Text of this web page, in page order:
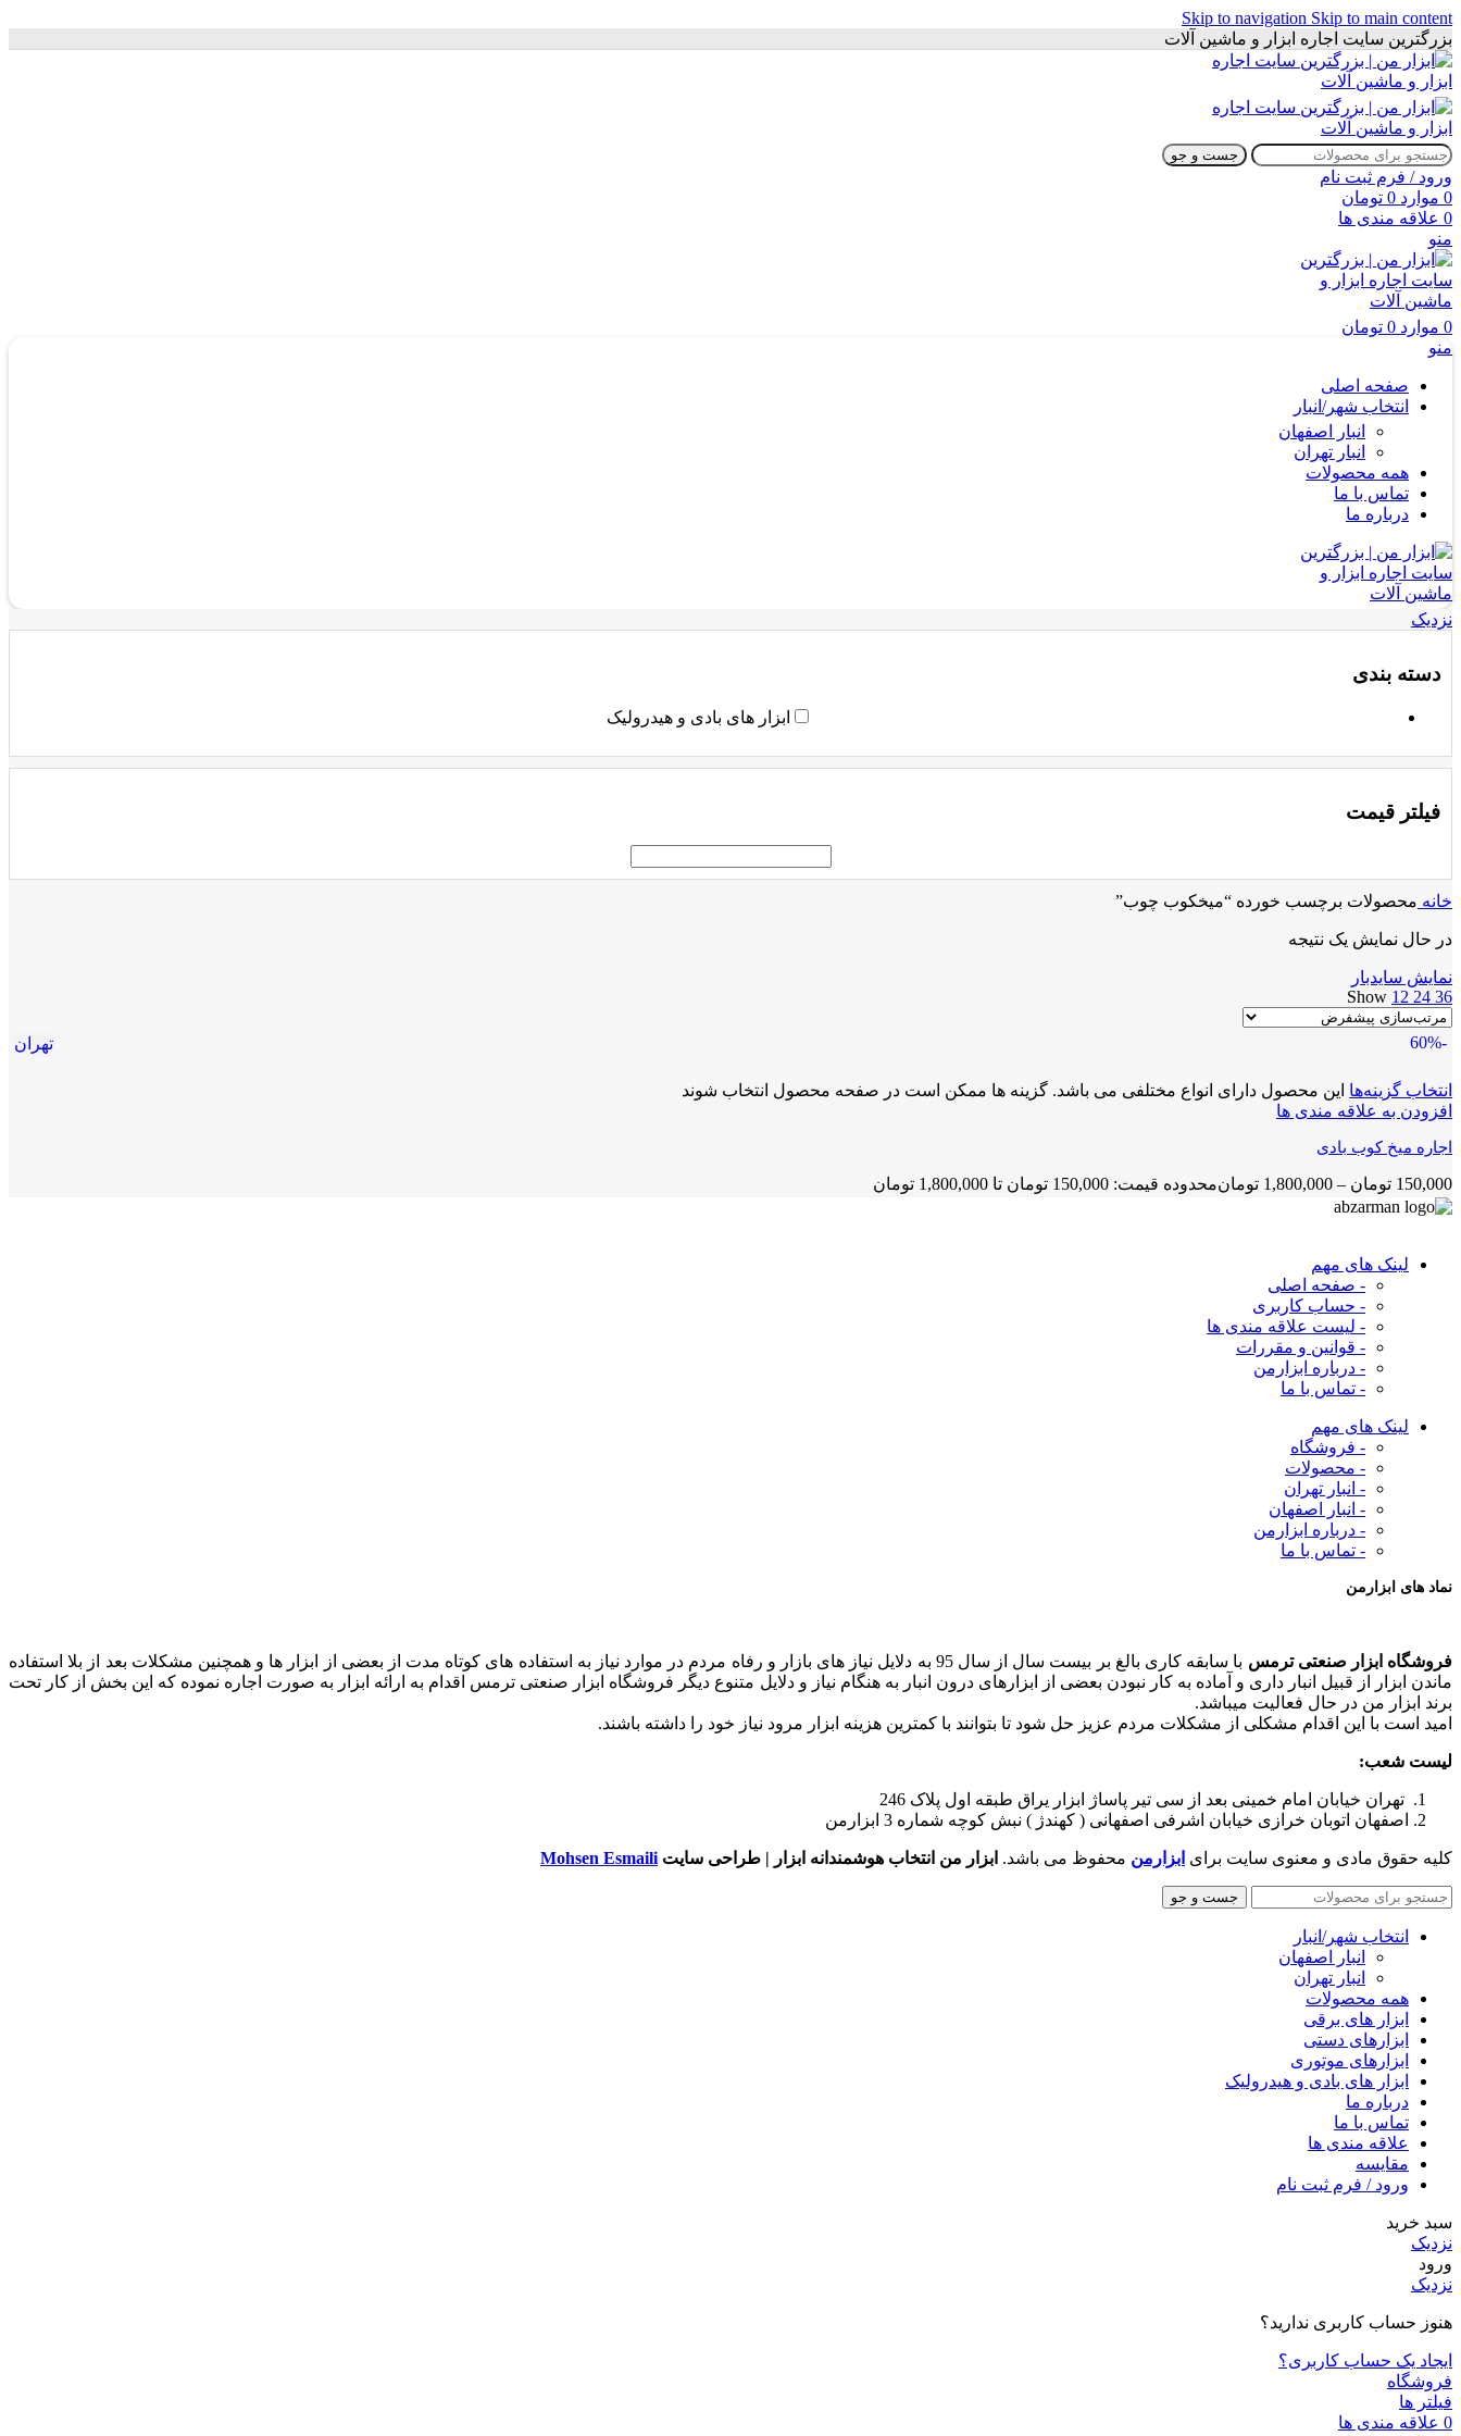
Skip to navigation Skip to main content
بزرگترین سایت اجاره ابزار و ماشین آلات
جست و جو
ورود / فرم ثبت نام
0 موارد 0 تومان
0 علاقه مندی ها
منو
0 موارد 0 تومان
منو
صفحه اصلی
انتخاب شهر/انبار
انبار اصفهان
انبار تهران
همه محصولات
تماس با ما
درباره ما
نزدیک
دسته بندی
ابزار های بادی و هیدرولیک
فیلتر قیمت
خانه محصولات برچسب خورده “میخکوب چوب”
در حال نمایش یک نتیجه
نمایش سایدبار
Show 12 24 36
-60% تهران
انتخاب گزینه‌ها این محصول دارای انواع مختلفی می باشد. گزینه ها ممکن است در صفحه محصول انتخاب شوند
افزودن به علاقه مندی ها
اجاره میخ کوب بادی
150,000 تومان –
1,800,000 تومانمحدوده قیمت: 150,000 تومان تا 1,800,000 تومان
لینک های مهم
- صفحه اصلی
- حساب کاربری
- لیست علاقه مندی ها
- قوانین و مقررات
- درباره ابزارمن
- تماس با ما
لینک های مهم
- فروشگاه
- محصولات
- انبار تهران
- انبار اصفهان
- درباره ابزارمن
- تماس با ما
نماد های ابزارمن
فروشگاه ابزار صنعتی ترمس
با سابقه کاری بالغ بر بیست سال از سال 95 به دلایل نیاز های بازار و رفاه مردم در موارد نیاز به استفاده های کوتاه مدت از بعضی از ابزار ها و همچنین مشکلات بعد از بلا استفاده
ماندن ابزار از قبیل انبار داری و آماده به کار نبودن بعضی از ابزارهای درون انبار به هنگام نیاز و دلایل متنوع دیگر فروشگاه ابزار صنعتی ترمس اقدام به ارائه ابزار به صورت اجاره نموده که این بخش از کار تحت
برند ابزار من در حال فعالیت میباشد.
امید است با این اقدام مشکلی از مشکلات مردم عزیز حل شود تا بتوانند با کمترین هزینه ابزار مرود نیاز خود را داشته باشند.
لیست شعب:
تهران خیابان امام خمینی بعد از سی تیر پاساژ ابزار یراق طبقه اول پلاک 246
اصفهان اتوبان خرازی خیابان اشرفی اصفهانی ( کهندژ ) نبش کوچه شماره 3 ابزارمن
کلیه حقوق مادی و معنوی سایت برای ابزارمن محفوظ می‌ باشد. ابزار من انتخاب هوشمندانه ابزار | طراحی سایت Mohsen Esmaili
جست و جو
انتخاب شهر/انبار
انبار اصفهان
انبار تهران
همه محصولات
ابزار های برقی
ابزارهای دستی
ابزارهای موتوری
ابزار های بادی و هیدرولیک
درباره ما
تماس با ما
علاقه مندی ها
مقایسه
ورود / فرم ثبت نام
سبد خرید
نزدیک
ورود
نزدیک
هنوز حساب کاربری ندارید؟
ایجاد یک حساب کاربری؟
فروشگاه
فیلتر ها
0 علاقه مندی ها